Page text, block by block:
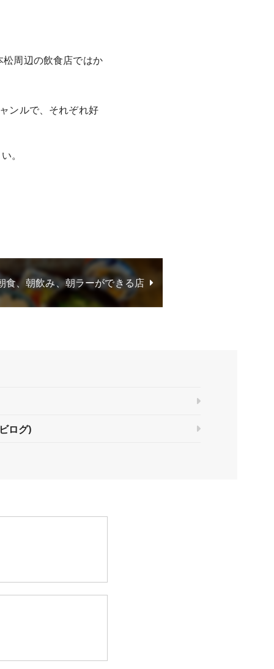
周辺の飲食店ではか
ンルで、それぞれ好
。
食、朝飲み、朝ラーができる店
ログ)